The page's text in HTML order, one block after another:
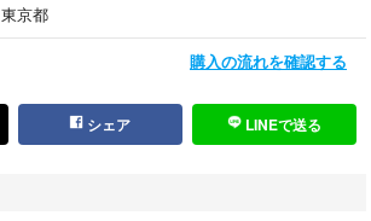
東京都
購入の流れを確認する
シェア LINEで送る